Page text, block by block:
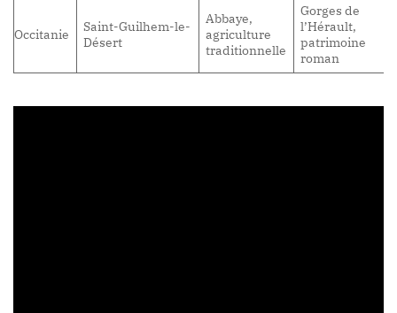
Occitanie
Saint-Guilhem-le-
Désert
Abbaye,
agriculture
traditionnelle
Gorges de
l’Hérault,
patrimoine
roman